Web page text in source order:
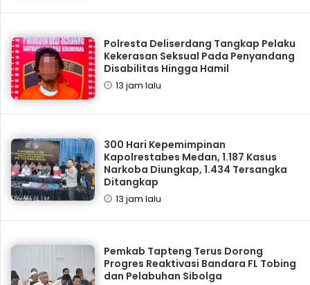
Polresta Deliserdang Tangkap Pelaku
Kekerasan Seksual Pada Penyandang
Disabilitas Hingga Hamil
13 jam lalu
300 Hari Kepemimpinan
Kapolrestabes Medan, 1.187 Kasus
Narkoba Diungkap, 1.434 Tersangka
Ditangkap
13 jam lalu
Pemkab Tapteng Terus Dorong
Progres Reaktivasi Bandara FL Tobing
dan Pelabuhan Sibolga